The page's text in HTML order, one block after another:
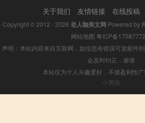
关于我们 友情链接 在线投稿
Copyright © 2012 - 2026 老人咖美文网 Powered by
网站地图 粤ICP备
声明：本站内容来自互联网，如信息有错误可发邮件
会及时纠正，谢谢
本站仅为个人兴趣爱好，不接盈利性
小男孩